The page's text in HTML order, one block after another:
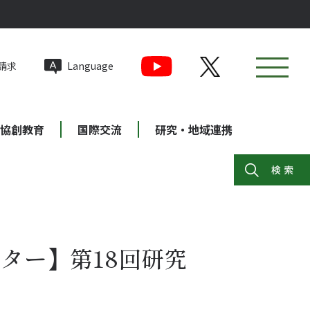
求 Language
創教育 国際交流 研究・地域連携
ー】第18回研究